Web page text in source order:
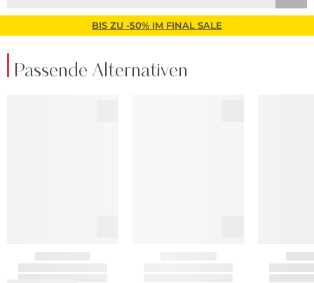
BIS ZU -50% IM FINAL SALE
Passende Alternativen